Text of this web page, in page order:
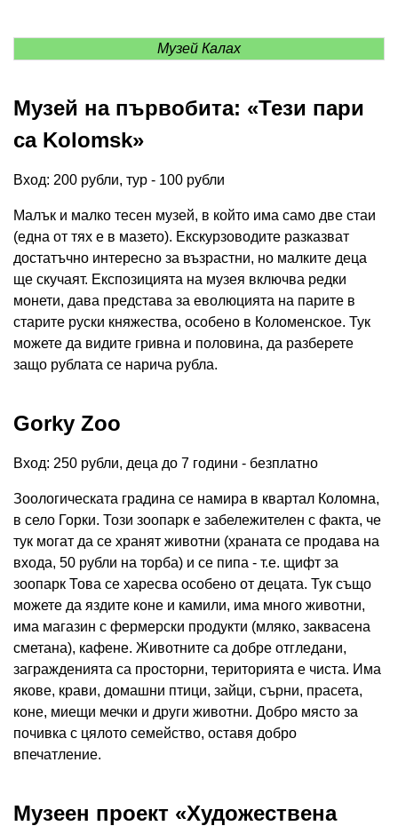
Музей Калах
Музей на първобита: «Тези пари
са Kolomsk»
Вход: 200 рубли, тур - 100 рубли
Малък и малко тесен музей, в който има само две стаи
(една от тях е в мазето). Екскурзоводите разказват
достатъчно интересно за възрастни, но малките деца
ще скучаят. Експозицията на музея включва редки
монети, дава представа за еволюцията на парите в
старите руски княжества, особено в Коломенское. Тук
можете да видите гривна и половина, да разберете
защо рублата се нарича рубла.
Gorky Zoo
Вход: 250 рубли, деца до 7 години - безплатно
Зоологическата градина се намира в квартал Коломна,
в село Горки. Този зоопарк е забележителен с факта, че
тук могат да се хранят животни (храната се продава на
входа, 50 рубли на торба) и се пипа - т.е. щифт за
зоопарк Това се харесва особено от децата. Тук също
можете да яздите коне и камили, има много животни,
има магазин с фермерски продукти (мляко, заквасена
сметана), кафене. Животните са добре отгледани,
загражденията са просторни, територията е чиста. Има
якове, крави, домашни птици, зайци, сърни, прасета,
коне, миещи мечки и други животни. Добро място за
почивка с цялото семейство, оставя добро
впечатление.
Музеен проект «Художествена